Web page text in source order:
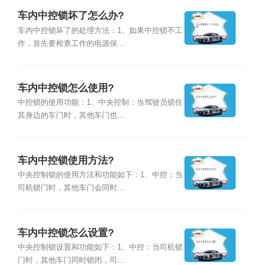
车内中控锁坏了怎么办?
车内中控锁坏了的处理方法：1、如果中控锁不工
作，首先要检查工作的电源保...
车内中控锁怎么使用?
中控锁的使用功能：1、中央控制：当驾驶员锁住
其身边的车门时，其他车门也...
车内中控锁使用方法?
中央控制锁的使用方法和功能如下：1、中控：当
司机锁门时，其他车门会同时...
车内中控锁怎么设置?
中央控制锁设置和功能如下：1、中控：当司机锁
门时，其他车门同时锁闭，司...